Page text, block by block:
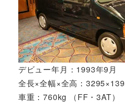
デビュー年月：1993年9月
全長×全幅×全高：
車重：760kg （FF・3AT）